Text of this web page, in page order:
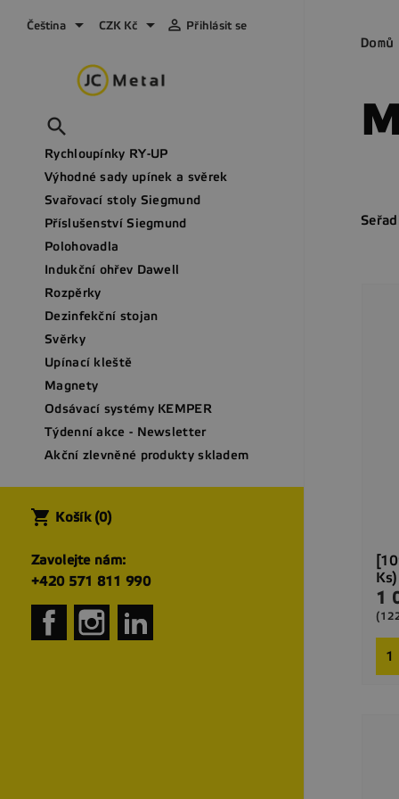
Čeština  CZK Kč   Přihlásit se

Rychloupínky RY-UP
Výhodné sady upínek a svěrek
Svařovací stoly Siegmund
Příslušenství Siegmund
Polohovadla
Indukční ohřev Dawell
Rozpěrky
Dezinfekční stojan
Svěrky
Upínací kleště
Magnety
Odsávací systémy KEMPER
Týdenní akce - Newsletter
Akční zlevněné produkty skladem
shopping_cart Košík (0)
Zavolejte nám:
+420 571 811 990
FacebookInstagram
Domů
Ks)
1